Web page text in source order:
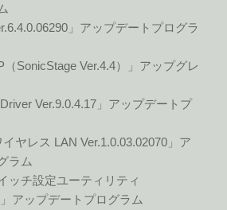
」アップデートプログラ
（SonicStage Ver.4.4）」アップグレ
Driver Ver.9.0.4.17」アップデートプ
イヤレス LAN Ver.1.0.03.02070」ア
ラム
ッチ設定ユーティリティ
アップデートプログラム